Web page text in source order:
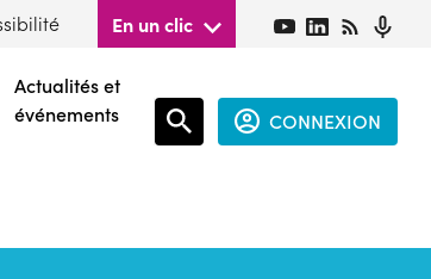
En un clic
Actualités et
événements
CONNEXION